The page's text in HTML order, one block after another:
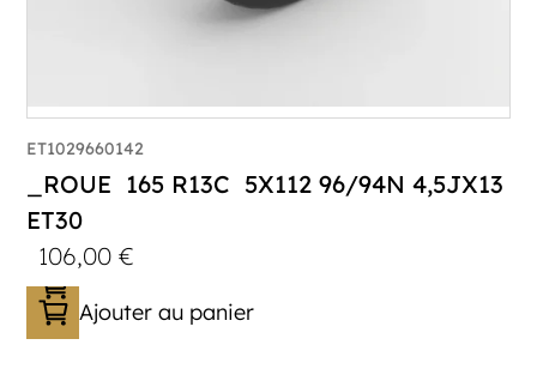
ET1029660142
_ROUE 165 R13C 5X112 96/94N 4,5JX13
ET30
106,00€
Ajouter au panier